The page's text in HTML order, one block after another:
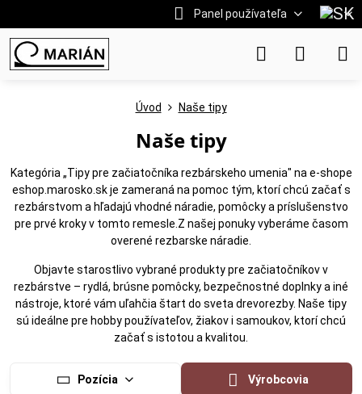
Panel používateľa
Úvod Naše tipy
Naše tipy
Kategória „Tipy pre začiatočníka rezbárskeho umenia" na e-shope
eshop.marosko.sk je zameraná na pomoc tým, ktorí chcú začať s
rezbárstvom a hľadajú vhodné náradie, pomôcky a príslušenstvo
pre prvé kroky v tomto remesle.Z našej ponuky vyberáme časom
overené rezbarske náradie.
Objavte starostlivo vybrané produkty pre začiatočníkov v
rezbárstve – rydlá, brúsne pomôcky, bezpečnostné doplnky a iné
nástroje, ktoré vám uľahčia štart do sveta drevorezby. Naše tipy
sú ideálne pre hobby používateľov, žiakov i samoukov, ktorí chcú
začať s istotou a kvalitou.
Pozícia Výrobcovia